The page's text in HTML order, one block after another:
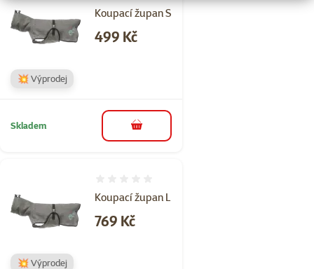
Koupací župan S
Cena
499 Kč
💥 Výprodej
Skladem do košíku
Koupací župan L
Cena
769 Kč
💥 Výprodej